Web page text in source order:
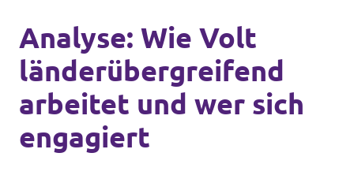
Deutschland
Volt Deutschland
Volt in deinem Bundesland
Programm
Über Volt
Analyse: Wie Volt
länderübergreifend
arbeitet und wer sich
engagiert